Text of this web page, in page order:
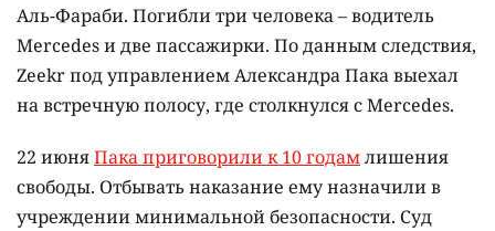
Аль-Фараби. Погибли три человека – водитель
Mercedes и две пассажирки. По данным следствия,
Zeekr под управлением Александра Пака выехал
на встречную полосу, где столкнулся с Mercedes.
22 июняПака приговорили к 10 годамлишения
свободы. Отбывать наказание ему назначили в
учреждении минимальной безопасности. Суд